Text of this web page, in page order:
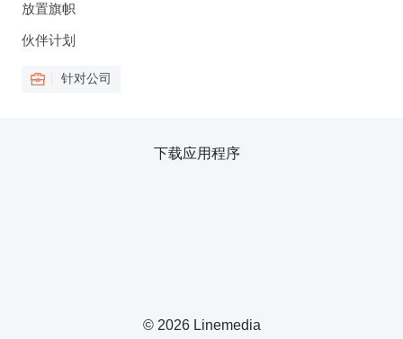
放置旗帜
伙伴计划
针对公司
© 2026 Linemedia
下载应用程序